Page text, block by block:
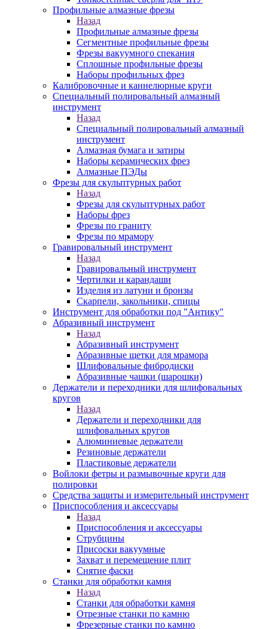
Профильные алмазные фрезы
Назад
Профильные алмазные фрезы
Сегментные профильные фрезы
Фрезы вакуумного спекания
Сплошные профильные фрезы
Наборы профильных фрез
Калибровочные и каннелюрные круги
Специальный полировальный алмазный
инструмент
Назад
Специальный полировальный алмазный
инструмент
Алмазная бумага и затиры
Наборы керамических фрез
Алмазные ПЭДы
Фрезы для скульптурных работ
Назад
Фрезы для скульптурных работ
Наборы фрез
Фрезы по граниту
Фрезы по мрамору
Гравировальный инструмент
Назад
Гравировальный инструмент
Чертилки и карандаши
Изделия из латуни и бронзы
Скарпели, закольники, спицы
Инструмент для обработки под "Антику"
Абразивный инструмент
Назад
Абразивный инструмент
Абразивные щетки для мрамора
Шлифовальные фибродиски
Абразивные чашки (шарошки)
Держатели и переходники для шлифовальных
кругов
Назад
Держатели и переходники для
шлифовальных кругов
Алюминиевые держатели
Резиновые держатели
Пластиковые держатели
Войлоки фетры и размывочные круги для
полировки
Средства защиты и измерительный инструмент
Приспособления и аксессуары
Назад
Приспособления и аксессуары
Струбцины
Присоски вакуумные
Захват и перемещение плит
Снятие фаски
Станки для обработки камня
Назад
Станки для обработки камня
Отрезные станки по камню
Фрезерные станки по камню